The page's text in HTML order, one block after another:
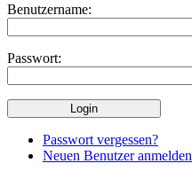
Benutzername:
Passwort:
Passwort vergessen?
Neuen Benutzer anmelden